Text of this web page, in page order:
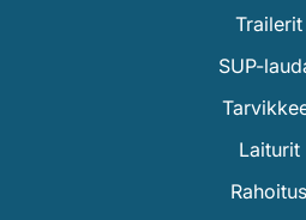
Trailerit
SUP-
Laiturit
Rahoitus